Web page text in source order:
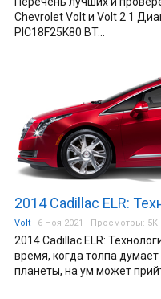
Chevrolet Volt и Volt 2 1
PIC18F25K80 BT...
2014 Cadillac ELR:
Volt 6 Ноя 2021 Просмотры: 5K
2014 Cadillac ELR:
время, когда толпа
планеты, на ум может